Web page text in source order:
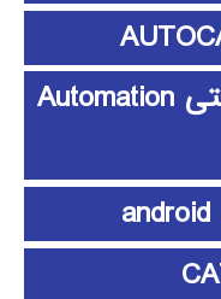
آموزش اتوماسیون صنعتی Automation